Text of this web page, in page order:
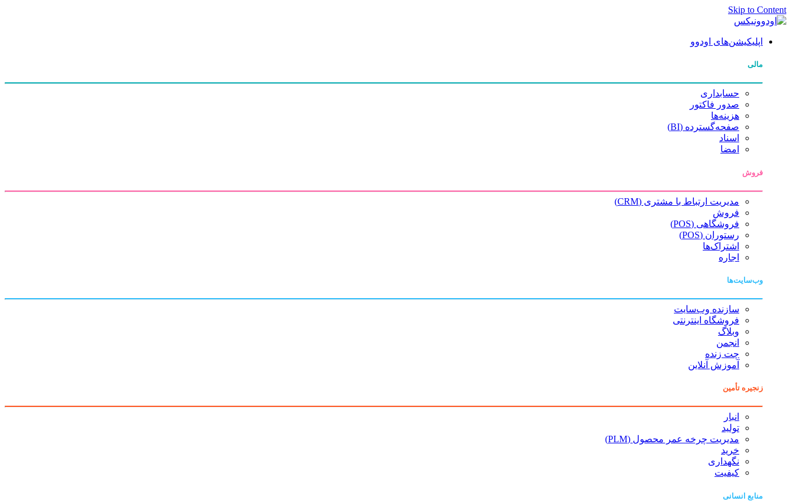
Skip to Content
اپلیکیشن‌های اودوو
مالی
حسابداری
صدور فاکتور
هزینه‌ها
صفحه‌گسترده (BI)
اسناد
امضا
فروش
مدیریت ارتباط با مشتری (CRM)
فروش
فروشگاهی (POS)
رستوران (POS)
اشتراک‌ها
اجاره
وب‌سایت‌ها
سازنده وب‌سایت
فروشگاه اینترنتی
وبلاگ
انجمن
چت زنده
آموزش آنلاین
زنجیره تأمین
انبار
تولید
مدیریت چرخه عمر محصول (PLM)
خرید
نگهداری
کیفیت
منابع انسانی